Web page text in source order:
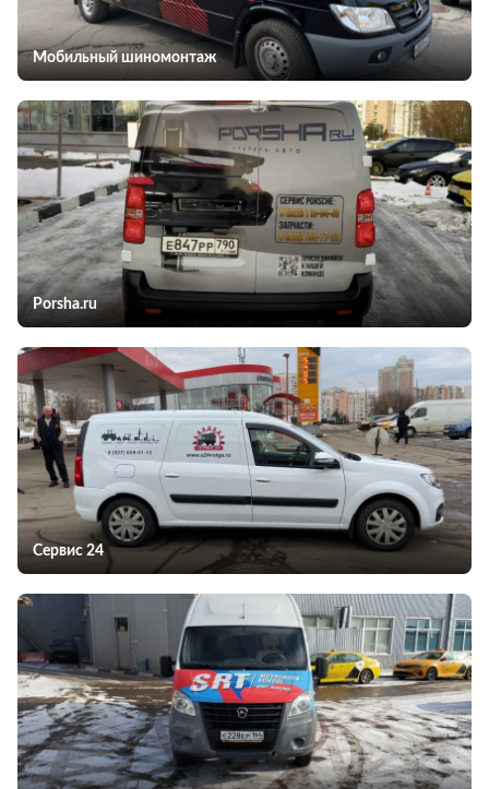
Мобильный шиномонтаж
Porsha.ru
Сервис 24